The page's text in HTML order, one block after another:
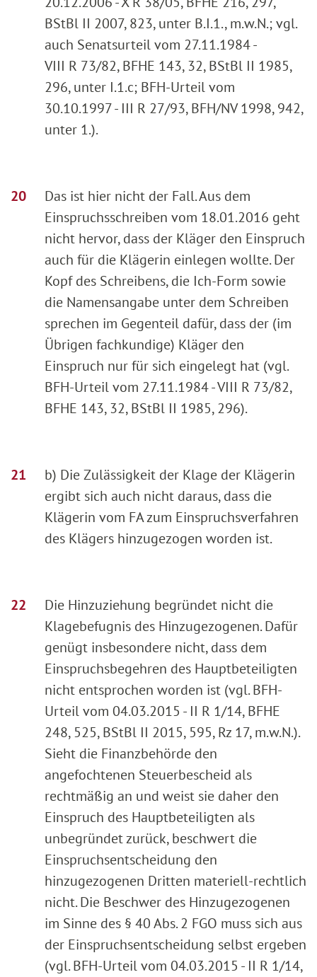
BStBl II 2007, 823, unter B.I.1., m.w.N.; vgl.
auch Senatsurteil vom 27.11.1984 -
VIII R 73/82, BFHE 143, 32, BStBl II 1985,
296, unter I.1.c; BFH-Urteil vom
30.10.1997 - III R 27/93, BFH/NV 1998, 942,
unter 1.).
Das ist hier nicht der Fall. Aus dem
Einspruchsschreiben vom 18.01.2016 geht
nicht hervor, dass der Kläger den Einspruch
auch für die Klägerin einlegen wollte. Der
Kopf des Schreibens, die Ich-Form sowie
die Namensangabe unter dem Schreiben
sprechen im Gegenteil dafür, dass der (im
Übrigen fachkundige) Kläger den
Einspruch nur für sich eingelegt hat (vgl.
BFH-Urteil vom 27.11.1984 - VIII R 73/82,
BFHE 143, 32, BStBl II 1985, 296).
b) Die Zulässigkeit der Klage der Klägerin
ergibt sich auch nicht daraus, dass die
Klägerin vom FA zum Einspruchsverfahren
des Klägers hinzugezogen worden ist.
Die Hinzuziehung begründet nicht die
Klagebefugnis des Hinzugezogenen. Dafür
genügt insbesondere nicht, dass dem
Einspruchsbegehren des Hauptbeteiligten
nicht entsprochen worden ist (vgl. BFH-
Urteil vom 04.03.2015 - II R 1/14, BFHE
248, 525, BStBl II 2015, 595, Rz 17, m.w.N.).
Sieht die Finanzbehörde den
angefochtenen Steuerbescheid als
rechtmäßig an und weist sie daher den
Einspruch des Hauptbeteiligten als
unbegründet zurück, beschwert die
Einspruchsentscheidung den
hinzugezogenen Dritten materiell-rechtlich
nicht. Die Beschwer des Hinzugezogenen
im Sinne des § 40 Abs. 2 FGO muss sich aus
der Einspruchsentscheidung selbst ergeben
(vgl. BFH-Urteil vom 04.03.2015 - II R 1/14,